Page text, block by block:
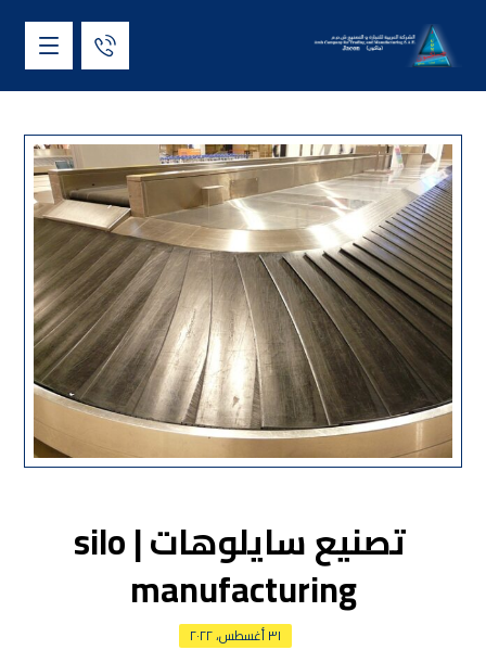
تصنيع سايلوهات | silo
manufacturing
٣١ أغسطس، ٢٠٢٢